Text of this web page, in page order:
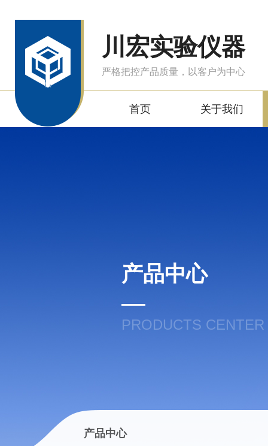
川宏实验仪器
严格把控产品质量，以客户为中心
首页 关于我们
产品中心
PRODUCTS CENTER
产品中心